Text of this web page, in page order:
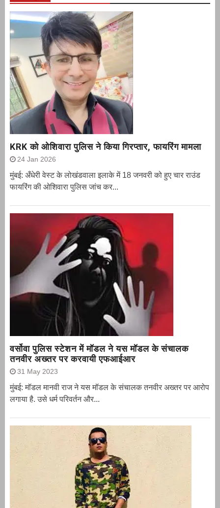
KRK को ओशिवारा पुलिस ने किया गिरप्तार, फायरिंग मामला
24 Jan 2026
मुंबई: अँधेरी वेस्ट के लोखंडवाला इलाके में 18 जनवरी को हुए चार राउंड
फायरिंग की ओशिवारा पुलिस जांच कर...
वर्सोवा पुलिस स्टेशन में मॉडल ने यस मॉडल के संचालक
तनवीर अख्तर पर करवायी एफआईआर
31 May 2023
मुंबई: मॉडल मानवी राज ने यस मॉडल के संचालक तनवीर अख्तर पर आरोप
लगाया है. उसे धर्म परिवर्तन और...